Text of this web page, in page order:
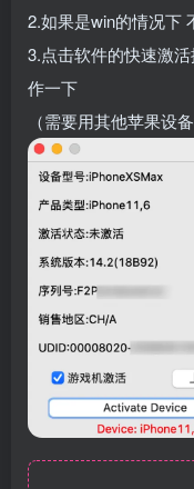
2.如果是win的情况下
3.点击软件的快速激
作一下
（需要用其他苹果设